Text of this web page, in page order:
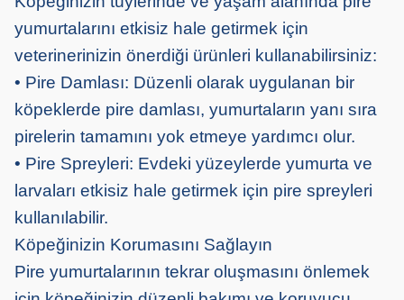
yumurtalarını etkisiz hale getirmek için
veterinerinizin önerdiği ürünleri kullanabilirsiniz:
• Pire Damlası: Düzenli olarak uygulanan bir
köpeklerde pire damlası, yumurtaların yanı sıra
pirelerin tamamını yok etmeye yardımcı olur.
• Pire Spreyleri: Evdeki yüzeylerde yumurta ve
larvaları etkisiz hale getirmek için pire spreyleri
kullanılabilir.
Köpeğinizin Korumasını Sağlayın
Pire yumurtalarının tekrar oluşmasını önlemek